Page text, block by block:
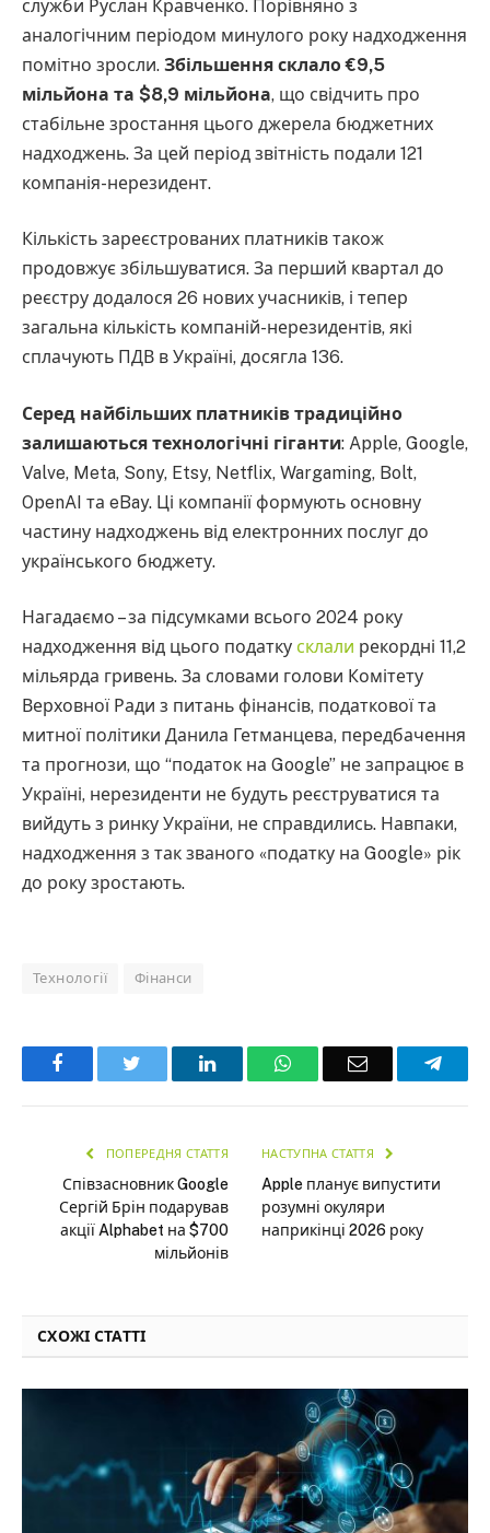
служби Руслан Кравченко. Порівняно з
аналогічним періодом минулого року надходження
помітно зросли. Збільшення склало €9,5
мільйона та $8,9 мільйона, що свідчить про
стабільне зростання цього джерела бюджетних
надходжень. За цей період звітність подали 121
компанія-нерезидент.
Кількість зареєстрованих платників також
продовжує збільшуватися. За перший квартал до
реєстру додалося 26 нових учасників, і тепер
загальна кількість компаній-нерезидентів, які
сплачують ПДВ в Україні, досягла 136.
Серед найбільших платників традиційно
залишаються технологічні гіганти: Apple, Google,
Valve, Meta, Sony, Etsy, Netflix, Wargaming, Bolt,
OpenAI та eBay. Ці компанії формують основну
частину надходжень від електронних послуг до
українського бюджету.
Нагадаємо – за підсумками всього 2024 року
надходження від цього податку склали рекордні 11,2
мільярда гривень. За словами голови Комітету
Верховної Ради з питань фінансів, податкової та
митної політики Данила Гетманцева, передбачення
та прогнози, що “податок на Google” не запрацює в
Україні, нерезиденти не будуть реєструватися та
вийдуть з ринку України, не справдились. Навпаки,
надходження з так званого «податку на Google» рік
до року зростають.
Технології Фінанси
Facebook LinkedInWhatsAppEmail
ПОПЕРЕДНЯ СТАТТЯ
Співзасновник Google
Сергій Брін подарував
акції Alphabet на $700
мільйонів
НАСТУПНА СТАТТЯ
Apple планує випустити
розумні окуляри
наприкінці 2026 року
СХОЖІ СТАТТІ